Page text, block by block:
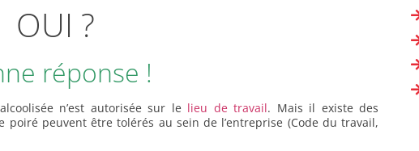
OUI ?
réponse !
n’est autorisée sur le lieu de travail. Mais il existe des
peuvent être tolérés au sein de l’entreprise (Code du travail,